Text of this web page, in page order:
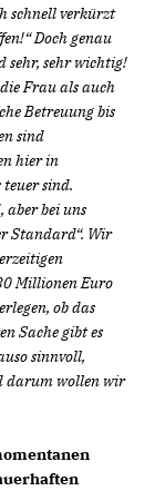
schnell verkürzt
Doch genau
sehr, sehr wichtig!
Frau als auch
Betreuung bis
sind
hier in
sind.
aber bei uns
Standard“. Wir
Millionen Euro
ob das
Sache gibt es
sinnvoll,
darum wollen wir